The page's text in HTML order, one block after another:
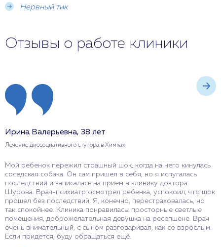
Нервный тик
Отзывы о работе клиники
Ирина Валерьевна, 38 лет
Лечение диссоциативного ступора в Химках
Мой ребенок пережил страшный шок, когда на него кинулась
соседская собака. Он сам пришел в себя, но я испугалась
последствий и записалась на прием в клинику доктора
Шурова. Врач-психиатр осмотрел ребенка, успокоил, что шок
прошел без последствий. Я, конечно, перестраховалась, но
так спокойнее. Клиника понравилась: просторные светлые
помещения, доброжелательная девушка на ресепшене. Врач
очень внимательный, с сыном разговаривал, как со взрослым.
Если придется, буду обращаться ещё.